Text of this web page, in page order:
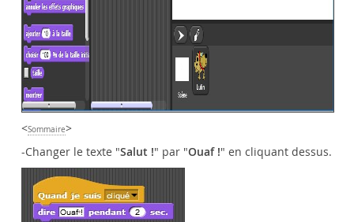
<Sommaire>
-Changer le texte "Salut !" par "Ouaf !" en cliquant dessus.